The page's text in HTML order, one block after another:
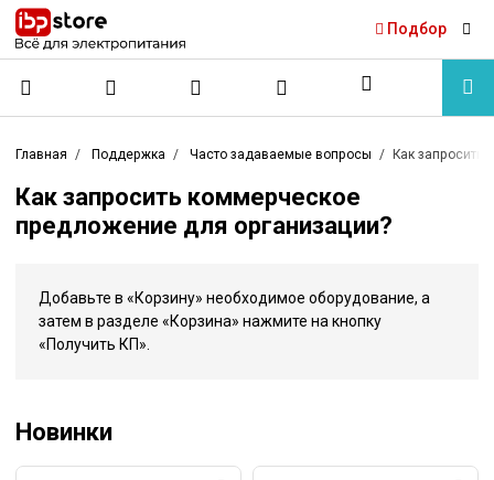
Подбор
Главная Поддержка Часто задаваемые вопросы Как запросить
Как запросить коммерческое
предложение для организации?
Добавьте в «Корзину» необходимое оборудование, а
затем в разделе «Корзина» нажмите на кнопку
«Получить КП».
Новинки